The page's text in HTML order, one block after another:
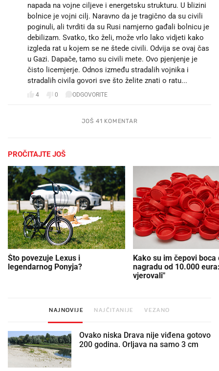
napada na vojne ciljeve i energetsku strukturu. U blizini
bolnice je vojni cilj. Naravno da je tragično da su civili
poginuli, ali tvrditi da su Rusi namjerno gađali bolnicu je
debilizam. Svatko, tko želi, može vrlo lako vidjeti kako
izgleda rat u kojem se ne štede civili. Odvija se ovaj čas
u Gazi. Dapače, tamo su civili mete. Ovo pjenjenje je
čisto licemjerje. Odnos između stradalih vojnika i
stradalih civila govori sve što želite znati o ratu...
4 0 ODGOVORITE
JOŠ 41 KOMENTAR
PROČITAJTE JOŠ
Što povezuje Lexus i
legendarnog Ponyja?
Kako su im čepovi boca
nagradu od 10.000
vjerovali"
NAJNOVIJE NAJČITANIJE VEZANO
Ovako niska Drava nije viđena gotovo
200 godina. Orljava na samo 3 cm